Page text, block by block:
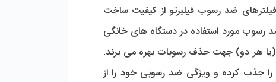
ماده پلی فسفات استفاده شده در این فیلترهای رسوب گیر پس از مدتی استفاده آلودگی های موجود در آب را جذب کرده و ویژگی ضد رسوبی خود را از